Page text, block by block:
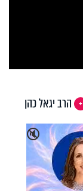
הרב יגאל כהן
🔇